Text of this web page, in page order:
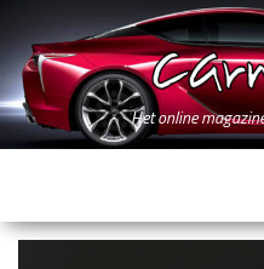
naar
de
inhoud
Het online